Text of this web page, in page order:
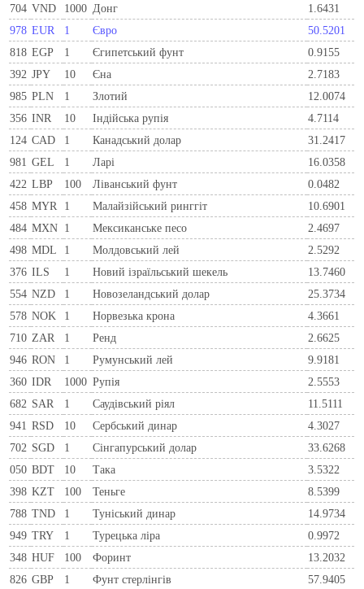
704 VND 1000 Донг
1.6431
978 EUR 1 Євро
50.5201
818 EGP 1 Єгипетський фунт
0.9155
392 JPY 10 Єна
2.7183
985 PLN 1 Злотий
12.0074
356 INR 10 Індійська рупія
4.7114
124 CAD 1 Канадський долар
31.2417
981 GEL 1 Ларi
16.0358
422 LBP 100 Ліванський фунт
0.0482
458 MYR 1 Малайзійський ринггіт
10.6901
484 MXN 1 Мексиканське песо
2.4697
498 MDL 1 Молдовський лей
2.5292
376 ILS 1 Новий ізраїльський шекель
13.7460
554 NZD 1 Новозеландський долар
25.3734
578 NOK 1 Норвезька крона
4.3661
710 ZAR 1 Ренд
2.6625
946 RON 1 Румунський лей
9.9181
360 IDR 1000 Рупія
2.5553
682 SAR 1 Саудівський ріял
11.5111
941 RSD 10 Сербський динар
4.3027
702 SGD 1 Сінгапурський долар
33.6268
050 BDT 10 Така
3.5322
398 KZT 100 Теньге
8.5399
788 TND 1 Туніський динар
14.9734
949 TRY 1 Турецька ліра
0.9972
348 HUF 100 Форинт
13.2032
826 GBP 1 Фунт стерлінгів 57.9405